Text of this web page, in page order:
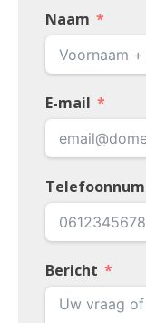
Naam
E-mail
Bericht